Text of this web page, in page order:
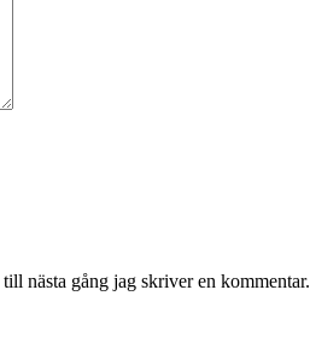
nästa gång jag skriver en kommentar.